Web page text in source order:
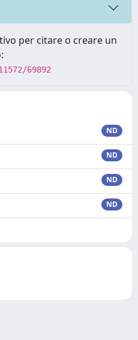
per citare o creare un
69892
ND
ND
ND
ND